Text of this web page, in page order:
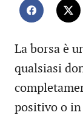
La borsa è
qualsiasi
positivo o in